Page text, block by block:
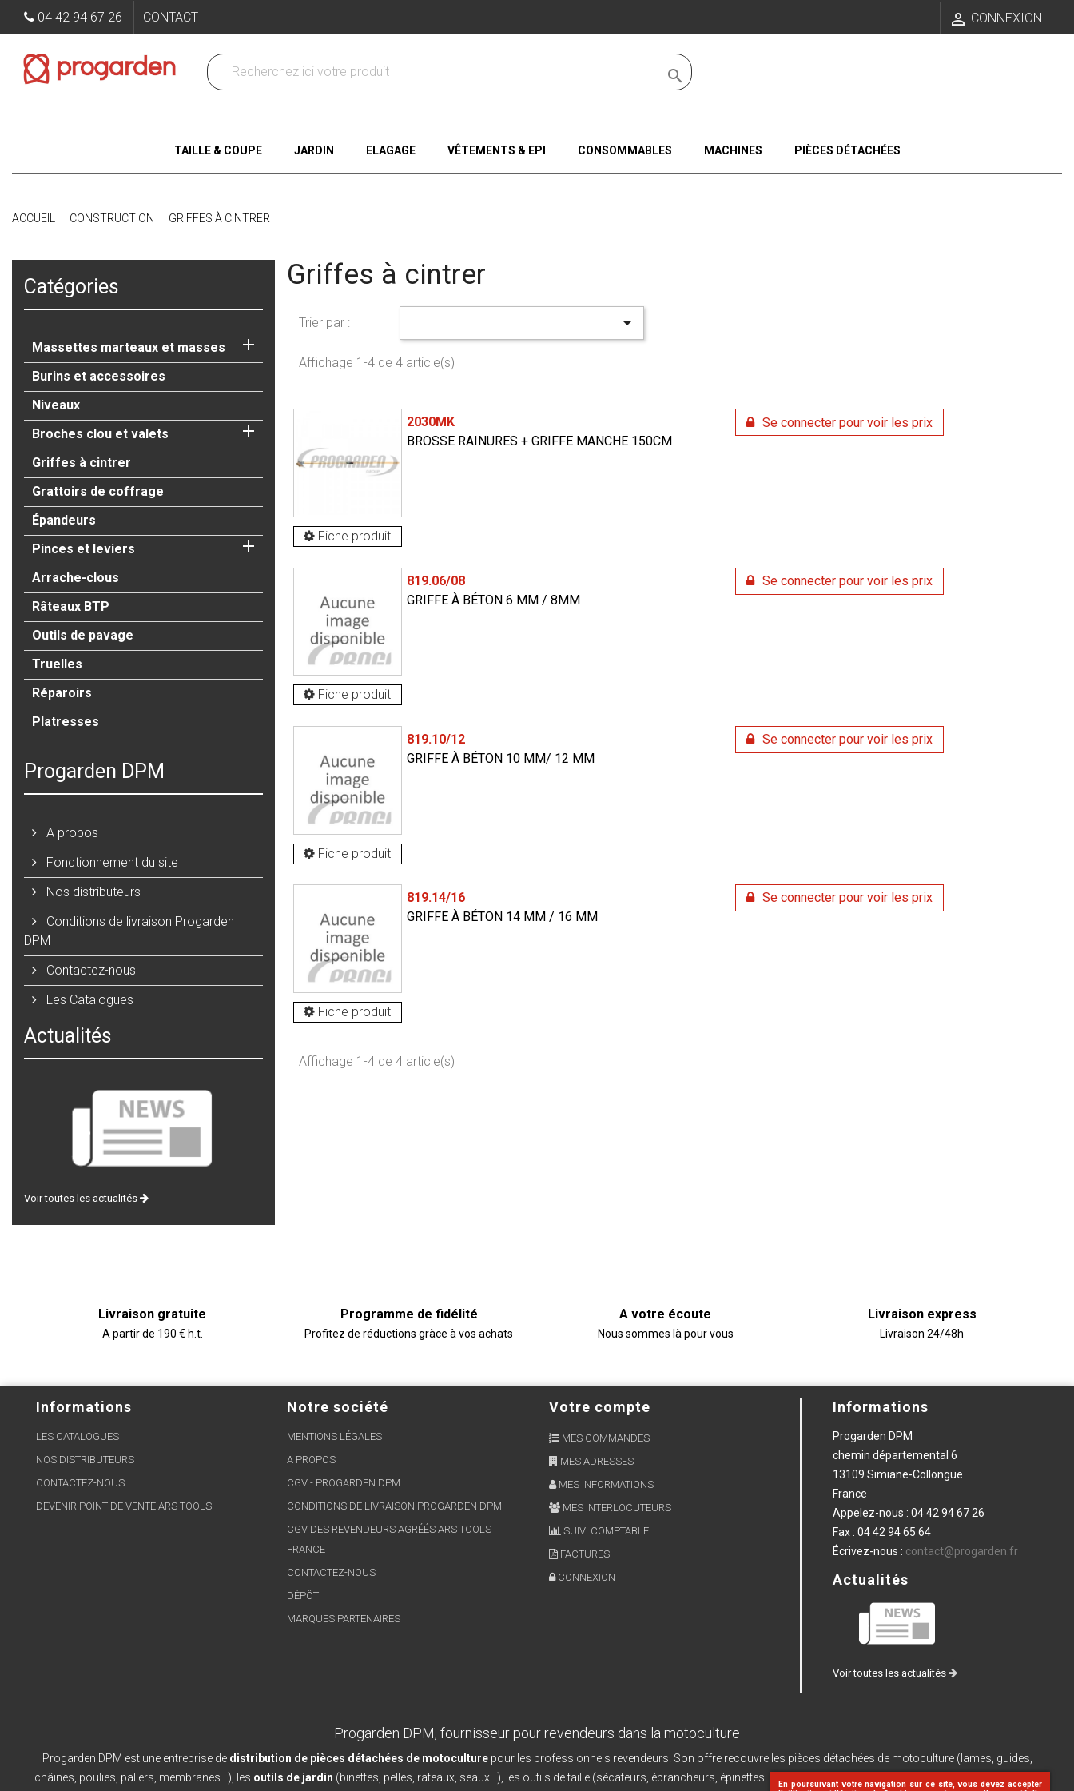
En poursuivant votre navigation sur ce site, vous devez accepter
04 42 94 67 26 CONTACT  CONNEXION

TAILLE & COUPE JARDIN ELAGAGE VÊTEMENTS & EPI CONSOMMABLES MACHINES PIÈCES DÉTACHÉES
ACCUEIL CONSTRUCTION GRIFFES À CINTRER
Catégories
Massettes marteaux et masses 
Burins et accessoires
Niveaux
Broches clou et valets

Griffes à cintrer
Grattoirs de coffrage
Épandeurs
Pinces et leviers

Arrache-clous
Râteaux BTP
Outils de pavage
Truelles
Réparoirs
Platresses
Progarden DPM
A propos
Fonctionnement du site
Nos distributeurs
Conditions de livraison Progarden
DPM
Contactez-nous
Les Catalogues
Actualités
Voir toutes les actualités
Griffes à cintrer
Trier par : 
Affichage 1-4 de 4 article(s)
Fiche produit
2030MK
BROSSE RAINURES + GRIFFE MANCHE 150CM
Se connecter pour voir les prix
Fiche produit
819.06/08
GRIFFE À BÉTON 6 MM / 8MM
Se connecter pour voir les prix
Fiche produit
819.10/12
GRIFFE À BÉTON 10 MM/ 12 MM
Se connecter pour voir les prix
Fiche produit
819.14/16
GRIFFE À BÉTON 14 MM / 16 MM
Se connecter pour voir les prix
Affichage 1-4 de 4 article(s)
Livraison gratuite
A partir de 190 € h.t.
Programme de fidélité
Profitez de réductions gràce à vos achats
A votre écoute
Nous sommes là pour vous
Livraison express
Livraison 24/48h
Informations
LES CATALOGUES
NOS DISTRIBUTEURS
CONTACTEZ-NOUS
DEVENIR POINT DE VENTE ARS TOOLS
Notre société
MENTIONS LÉGALES
A PROPOS
CGV - PROGARDEN DPM
CONDITIONS DE LIVRAISON PROGARDEN DPM
CGV DES REVENDEURS AGRÉÉS ARS TOOLS
FRANCE
CONTACTEZ-NOUS
DÉPÔT
MARQUES PARTENAIRES
Votre compte
MES COMMANDES
MES ADRESSES
MES INFORMATIONS
MES INTERLOCUTEURS
SUIVI COMPTABLE
FACTURES
CONNEXION
Informations
Progarden DPM
chemin départemental 6
13109 Simiane-Collongue
France
Appelez-nous : 04 42 94 67 26
Fax : 04 42 94 65 64
Écrivez-nous : contact@progarden.fr
Actualités
Voir toutes les actualités
Progarden DPM, fournisseur pour revendeurs dans la motoculture
Progarden DPM est une entreprise de distribution de pièces détachées de motoculturepour les professionnels revendeurs. Son offre recouvre les pièces détachées de motoculture (lames, guides,
châines, poulies, paliers, membranes...), les outils de jardin (binettes, pelles, rateaux, seaux...), les outils de taille (sécateurs, ébrancheurs, épinettes...) et leurs pièces de rechange, les
machines à batterie